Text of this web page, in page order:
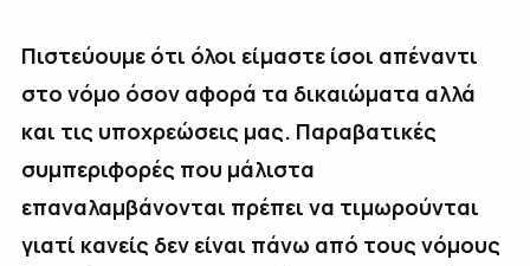
Πιστεύουμε ότι όλοι είμαστε ίσοι απέναντι
στο νόμο όσον αφορά τα δικαιώματα αλλά
και τις υποχρεώσεις μας. Παραβατικές
συμπεριφορές που μάλιστα
επαναλαμβάνονται πρέπει να τιμωρούνται
γιατί κανείς δεν είναι πάνω από τους νόμους